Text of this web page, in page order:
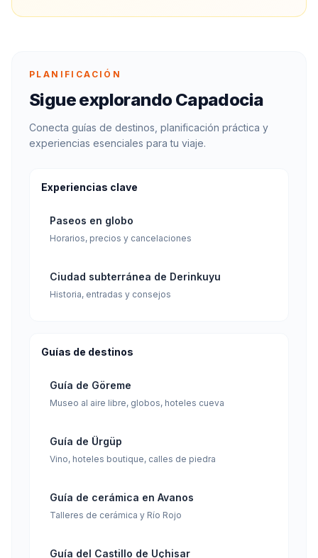
PLANIFICACIÓN
Sigue explorando Capadocia
Conecta guías de destinos, planificación práctica y
experiencias esenciales para tu viaje.
Experiencias clave
Paseos en globo
Horarios, precios y cancelaciones
Ciudad subterránea de Derinkuyu
Historia, entradas y consejos
Guías de destinos
Guía de Göreme
Museo al aire libre, globos, hoteles cueva
Guía de Ürgüp
Vino, hoteles boutique, calles de piedra
Guía de cerámica en Avanos
Talleres de cerámica y Río Rojo
Guía del Castillo de Uçhisar